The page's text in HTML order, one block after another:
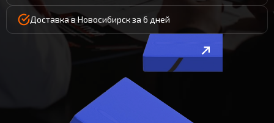
Доставка в Новосибирск за 6 дней